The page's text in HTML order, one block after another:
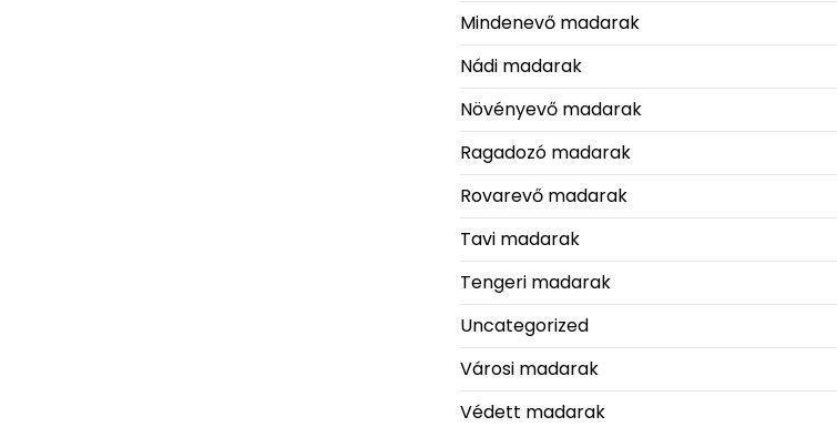
Mindenevő madarak
Nádi madarak
Növényevő madarak
Ragadozó madarak
Rovarevő madarak
Tavi madarak
Tengeri madarak
Uncategorized
Városi madarak
Védett madarak